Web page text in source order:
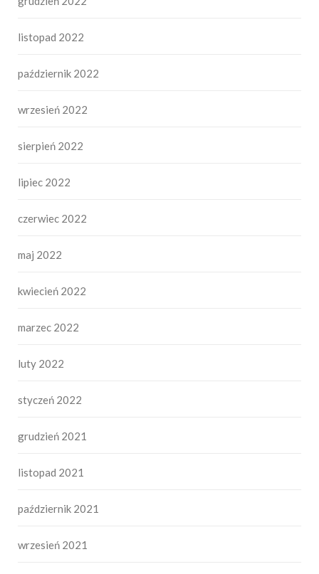
listopad 2022
październik 2022
wrzesień 2022
sierpień 2022
lipiec 2022
czerwiec 2022
maj 2022
kwiecień 2022
marzec 2022
luty 2022
styczeń 2022
grudzień 2021
listopad 2021
październik 2021
wrzesień 2021